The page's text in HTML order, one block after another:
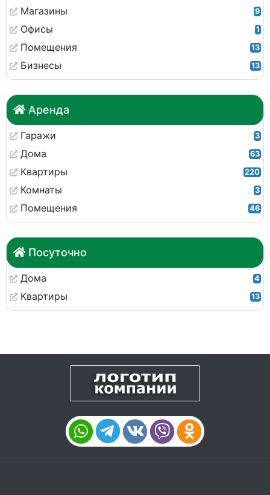
Магазины 9
Офисы 1
Помещения 13
Бизнесы 13
Аренда
Гаражи 3
Дома 63
Квартиры 220
Комнаты 3
Помещения 46
Посуточно
Дома 4
Квартиры 13